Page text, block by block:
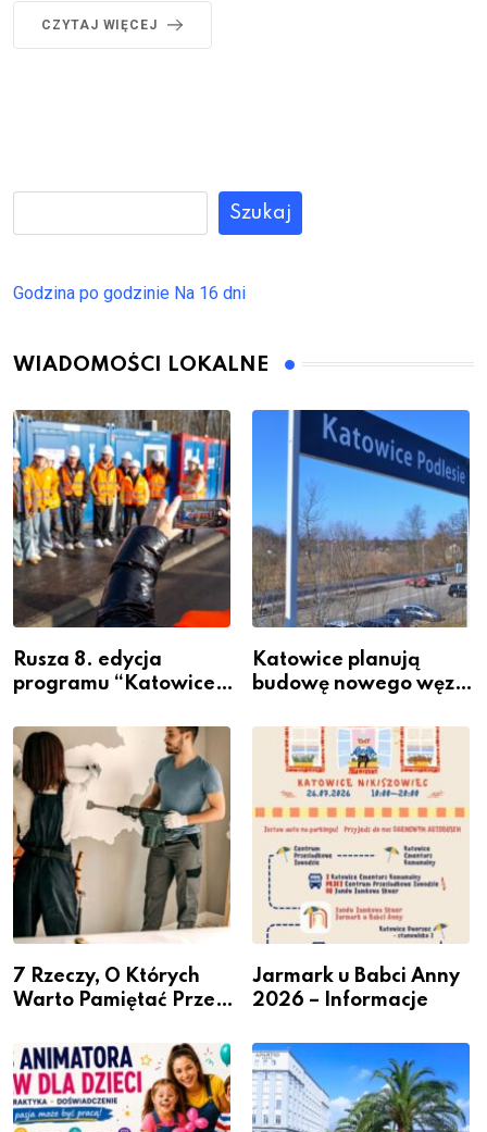
CZYTAJ WIĘCEJ
Szukaj
Godzina po godzinie Na 16 dni
WIADOMOŚCI LOKALNE
Rusza 8. edycja
programu “Katowice
– nabór dla
przedsiębiorców
Katowice planują
budowę nowego węzła
Podlesiu
7 Rzeczy, O Których
Warto Pamiętać Przed
Jarmark u Babci Anny
2026 – Informacje